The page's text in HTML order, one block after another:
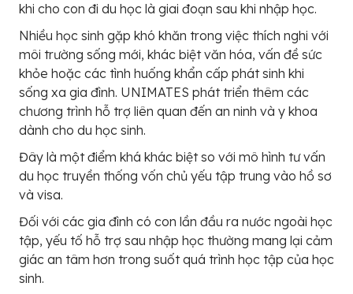
khi cho con đi du học là giai đoạn sau khi nhập học.
Nhiều học sinh gặp khó khăn trong việc thích nghi với
môi trường sống mới, khác biệt văn hóa, vấn đề sức
khỏe hoặc các tình huống khẩn cấp phát sinh khi
sống xa gia đình. UNIMATES phát triển thêm các
chương trình hỗ trợ liên quan đến an ninh và y khoa
dành cho du học sinh.
Đây là một điểm khá khác biệt so với mô hình tư vấn
du học truyền thống vốn chủ yếu tập trung vào hồ sơ
và visa.
Đối với các gia đình có con lần đầu ra nước ngoài học
tập, yếu tố hỗ trợ sau nhập học thường mang lại cảm
giác an tâm hơn trong suốt quá trình học tập của học
sinh.